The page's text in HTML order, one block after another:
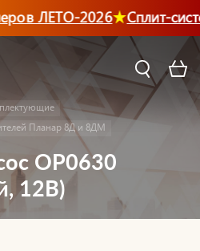
ЛЕТО-2026 Сплит-
Планар 8Д и 8ДМ
ОР0630
12В)